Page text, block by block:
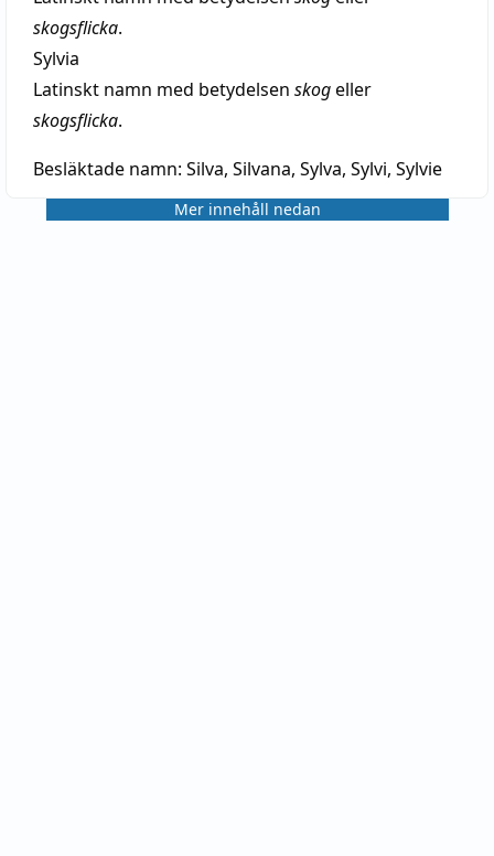
skogsflicka.
Sylvia
Latinskt namn med betydelsen skogeller
skogsflicka.
Besläktade namn: Silva, Silvana, Sylva, Sylvi, Sylvie
Mer innehåll nedan